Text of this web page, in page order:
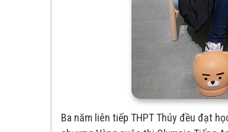
Ba năm liên tiếp THPT Thúy đều đạt